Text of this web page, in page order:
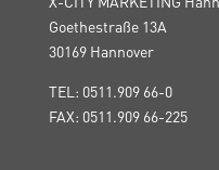
Goethestraße 13A
30169 Hannover
TEL: 0511.909 66-0
FAX: 0511.909 66-225